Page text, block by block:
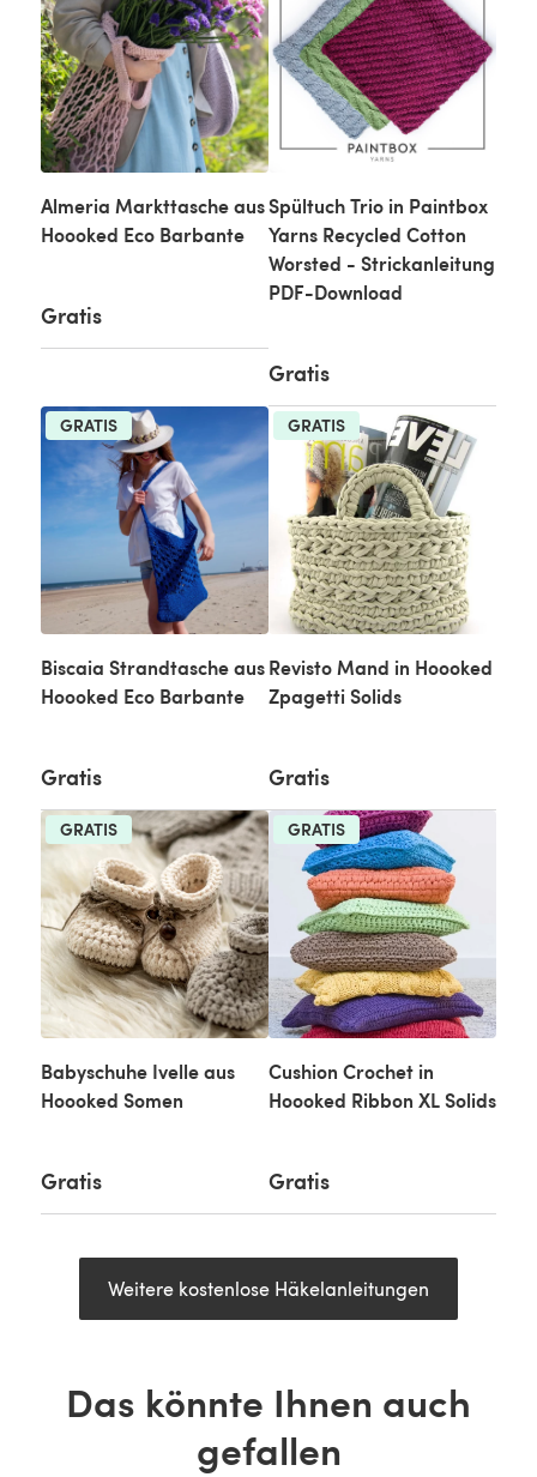
Almeria Markttasche aus
Hoooked Eco Barbante
Gratis
Spültuch Trio in Paintbox
Yarns Recycled Cotton
Worsted - Strickanleitung
PDF-Download
Gratis
GRATIS
Biscaia Strandtasche aus
Hoooked Eco Barbante
Gratis
GRATIS
Revisto Mand in Hoooked
Zpagetti Solids
Gratis
GRATIS
Babyschuhe Ivelle aus
Hoooked Somen
Gratis
GRATIS
Cushion Crochet in
Hoooked Ribbon XL Solids
Gratis
Weitere kostenlose Häkelanleitungen
Das könnte Ihnen auch
gefallen